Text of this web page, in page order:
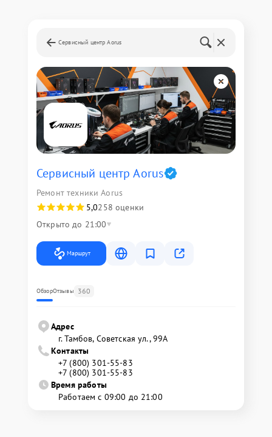
Сервисный центр Aorus
Сервисный центр Aorus
Ремонт техники Aorus
5,0258 оценки
Открыто до 21:00
Маршрут
ОбзорОтзывы 360
Адрес
г. Тамбов, Советская ул., 99А
Контакты
+7 (800) 301-55-83
+7 (800) 301-55-83
Время работы
Работаем с 09:00 до 21:00